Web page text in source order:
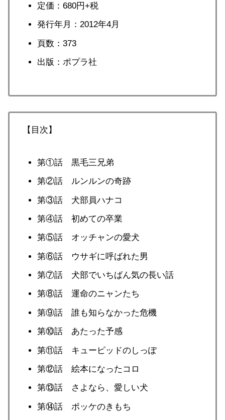
定価：680円+税
発行年月：2012年4月
頁数：373
出版：ポプラ社
【目次】
第①話 黒毛三兄弟
第②話 ルンルンの奇跡
第③話 犬部員ハナコ
第④話 初めての卒業
第⑤話 オッチャンの愛犬
第⑥話 ウサギに呼ばれた男
第⑦話 犬部でいちばん気の長い話
第⑧話 運命のニャンたち
第⑨話 誰も知らなかった危機
第⑩話 あたった予感
第⑪話 キューピッドのしっぽ
第⑫話 絵本になったコロ
第⑬話 さよなら、愛しい犬
第⑭話 ポッケのきもち